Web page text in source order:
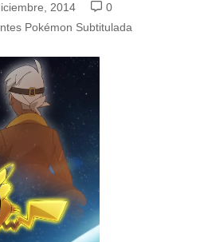
2014
0
Pokémon Subtitulada